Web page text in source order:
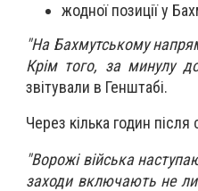
жодної позиції у
"На Бахмутському
Крім того, за минулу
звітували в Генштабі.
Через кілька годин
"Ворожі війська
заходи включають не